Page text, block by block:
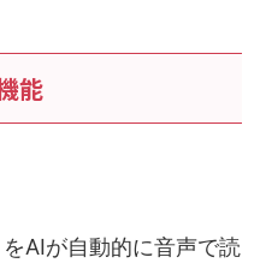
能
AIが自動的に音声で読